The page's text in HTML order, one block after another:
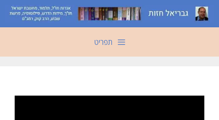
לדלג
לתוכן
תפריט